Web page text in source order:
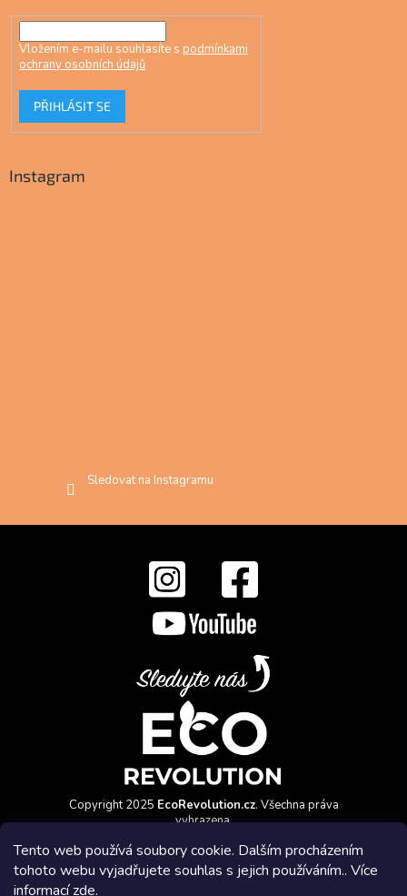
Tento web používá soubory cookie. Dalším procházením
tohoto webu vyjadřujete souhlas s jejich používáním.. Více
informacízde.
Vložením e-mailu souhlasíte s podmínkami
ochrany osobních údajů
PŘIHLÁSIT SE
Instagram
Sledovat na Instagramu
Copyright 2025 EcoRevolution.cz. Všechna práva
vyhrazena.